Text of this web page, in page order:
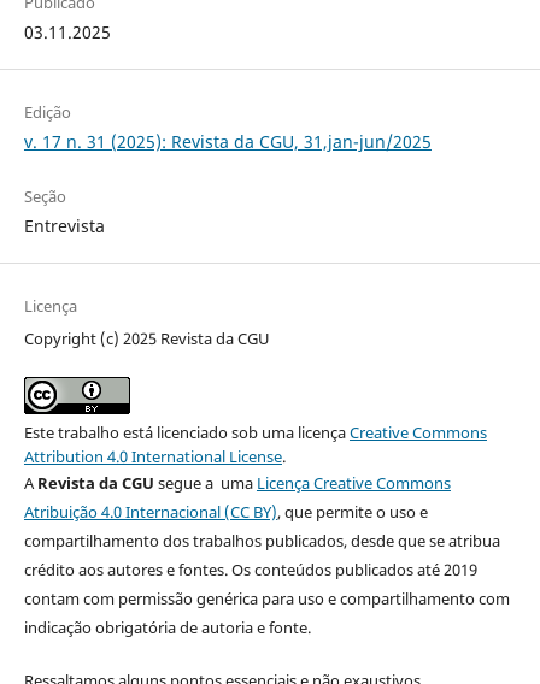
03.11.2025
Edição
v. 17 n. 31 (2025): Revista da CGU, 31,jan-jun/2025
Seção
Entrevista
Licença
Copyright (c) 2025 Revista da CGU
Este trabalho está licenciado sob uma licençaCreative Commons
Attribution 4.0 International License.
ARevista da CGU segue a uma Licença Creative Commons
Atribuição 4.0 Internacional (CC BY), que permite o uso e
compartilhamento dos trabalhos publicados, desde que se atribua
crédito aos autores e fontes. Os conteúdos publicados até 2019
contam com permissão genérica para uso e compartilhamento com
indicação obrigatória de autoria e fonte.